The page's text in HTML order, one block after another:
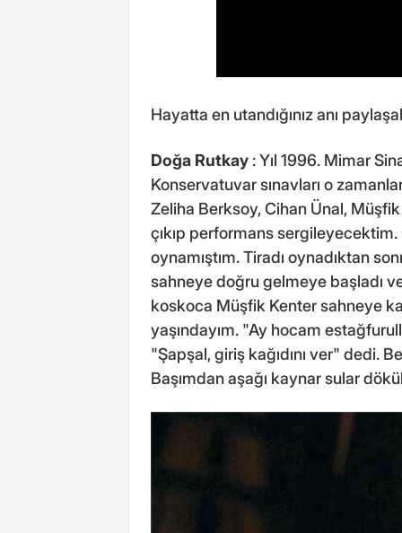
Hayatta en utandığınız anı
Doğa Rutkay : Yıl 1996. Mimar
Konservatuvar sınavları o
Zeliha Berksoy, Cihan Ünal,
çıkıp performans sergileyecektim.
oynamıştım. Tiradı oynadıktan
sahneye doğru gelmeye başladı
koskoca Müşfik Kenter sahneye
yaşındayım. "Ay hocam
"Şapşal, giriş kağıdını ver" dedi.
Başımdan aşağı kaynar sular